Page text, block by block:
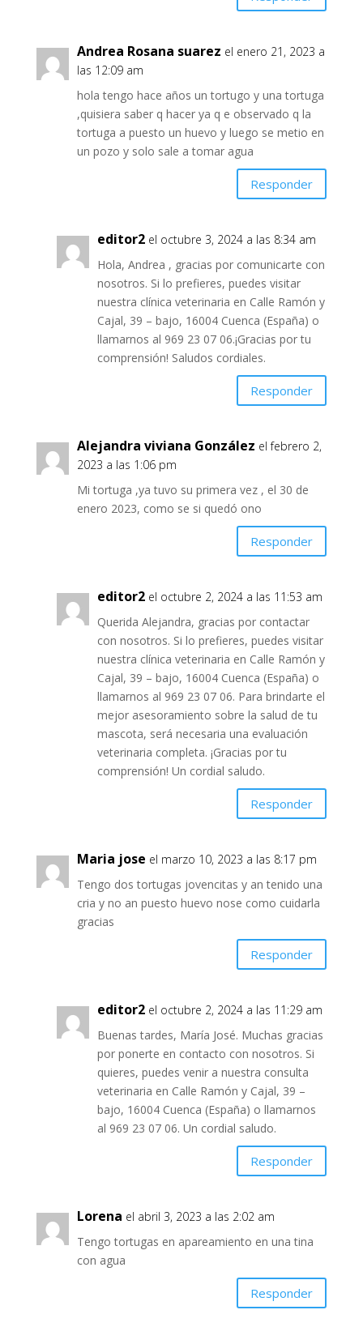
Andrea Rosana suarez el enero 21, 2023 a
las 12:09 am
hola tengo hace años un tortugo y una tortuga
,quisiera saber q hacer ya q e observado q la
tortuga a puesto un huevo y luego se metio en
un pozo y solo sale a tomar agua
Responder
editor2 el octubre 3, 2024 a las 8:34 am
Hola, Andrea , gracias por comunicarte con
nosotros. Si lo prefieres, puedes visitar
nuestra clínica veterinaria en Calle Ramón y
Cajal, 39 – bajo, 16004 Cuenca (España) o
llamarnos al 969 23 07 06.¡Gracias por tu
comprensión! Saludos cordiales.
Responder
Alejandra viviana González el febrero 2,
2023 a las 1:06 pm
Mi tortuga ,ya tuvo su primera vez , el 30 de
enero 2023, como se si quedó ono
Responder
editor2 el octubre 2, 2024 a las 11:53 am
Querida Alejandra, gracias por contactar
con nosotros. Si lo prefieres, puedes visitar
nuestra clínica veterinaria en Calle Ramón y
Cajal, 39 – bajo, 16004 Cuenca (España) o
llamarnos al 969 23 07 06. Para brindarte el
mejor asesoramiento sobre la salud de tu
mascota, será necesaria una evaluación
veterinaria completa. ¡Gracias por tu
comprensión! Un cordial saludo.
Responder
Maria jose el marzo 10, 2023 a las 8:17 pm
Tengo dos tortugas jovencitas y an tenido una
cria y no an puesto huevo nose como cuidarla
gracias
Responder
editor2 el octubre 2, 2024 a las 11:29 am
Buenas tardes, María José. Muchas gracias
por ponerte en contacto con nosotros. Si
quieres, puedes venir a nuestra consulta
veterinaria en Calle Ramón y Cajal, 39 –
bajo, 16004 Cuenca (España) o llamarnos
al 969 23 07 06. Un cordial saludo.
Responder
Lorena el abril 3, 2023 a las 2:02 am
Tengo tortugas en apareamiento en una tina
con agua
Responder